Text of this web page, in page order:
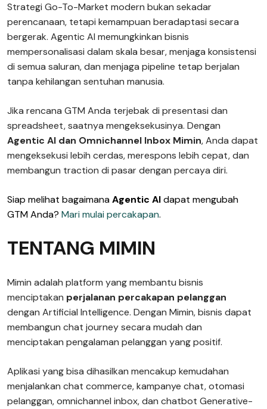
Strategi Go-To-Market modern bukan sekadar
perencanaan, tetapi kemampuan beradaptasi secara
bergerak. Agentic AI memungkinkan bisnis
mempersonalisasi dalam skala besar, menjaga konsistensi
di semua saluran, dan menjaga pipeline tetap berjalan
tanpa kehilangan sentuhan manusia.
Jika rencana GTM Anda terjebak di presentasi dan
spreadsheet, saatnya mengeksekusinya. Dengan
Agentic AI dan Omnichannel Inbox Mimin, Anda dapat
mengeksekusi lebih cerdas, merespons lebih cepat, dan
membangun traction di pasar dengan percaya diri.
Siap melihat bagaimanaAgentic AIdapat mengubah
GTM Anda? Mari mulai percakapan.
TENTANG MIMIN
Mimin adalah platform yang membantu bisnis
menciptakan perjalanan percakapan pelanggan
dengan Artificial Intelligence. Dengan Mimin, bisnis dapat
membangun chat journey secara mudah dan
menciptakan pengalaman pelanggan yang positif.
Aplikasi yang bisa dihasilkan mencakup kemudahan
menjalankan chat commerce, kampanye chat, otomasi
pelanggan, omnichannel inbox, dan chatbot Generative-